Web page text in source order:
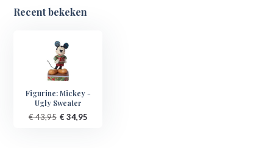
Recent bekeken
Figurine: Mickey -
Ugly Sweater
€ 43,95 € 34,95